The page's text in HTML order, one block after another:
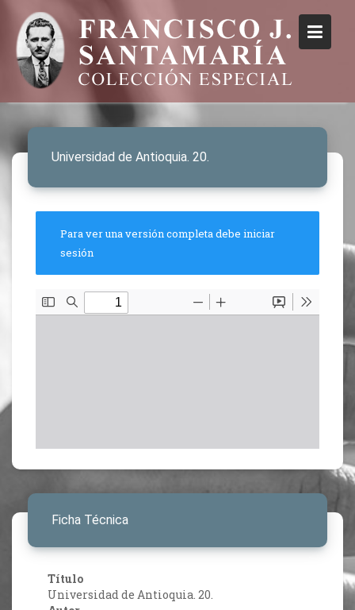
Universidad de Antioquia. 20.
Para ver una versión completa debe iniciar
sesión
Ficha Técnica
Título
Universidad de Antioquia. 20.